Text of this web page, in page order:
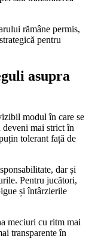
rămâne permis,
pentru
asupra
modul în care se
deveni mai strict în
tolerant față de
dar și
Pentru jucători,
și întârzierile
meciuri cu ritm mai
transparente în